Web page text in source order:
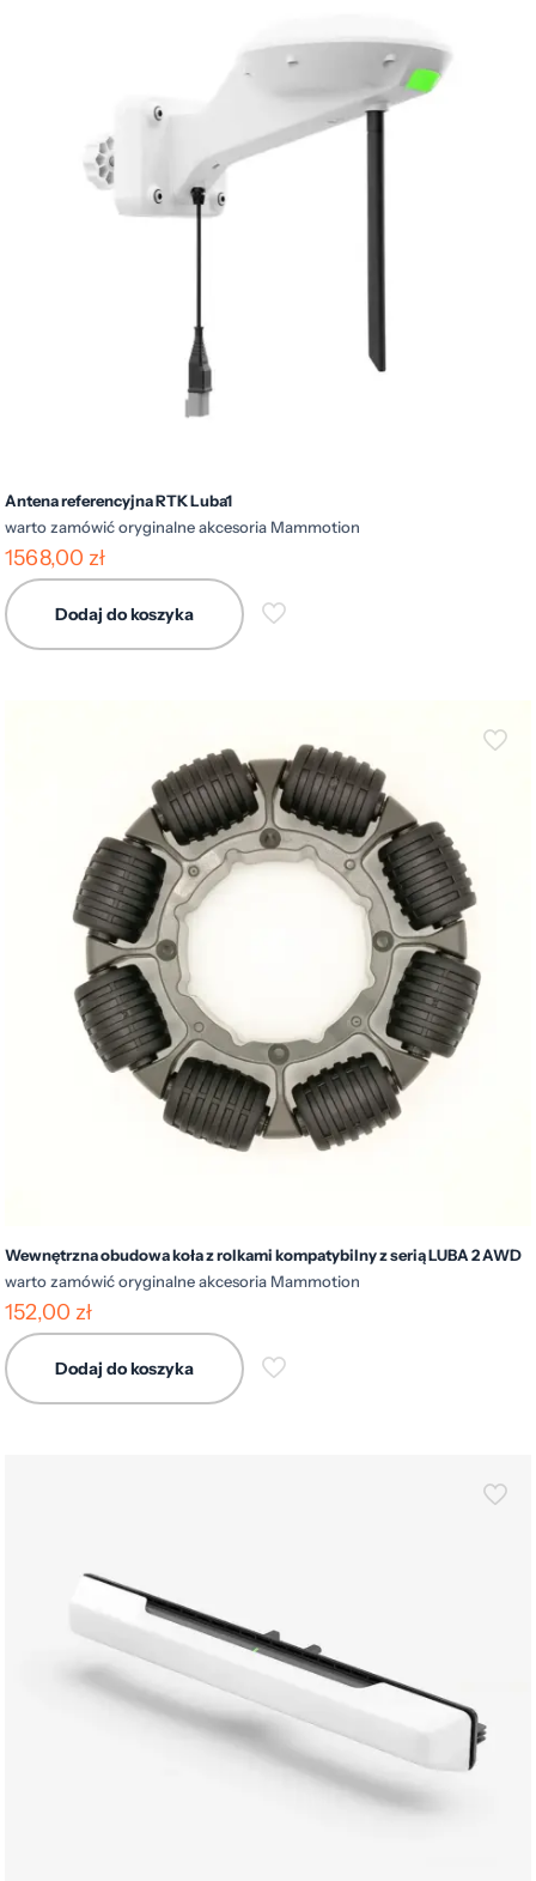
Antena referencyjna RTK Luba1
warto zamówić oryginalne akcesoria Mammotion
1568,00 zł
Dodaj do koszyka
Wewnętrzna obudowa koła z rolkami kompatybilny z serią LUBA 2 AWD
warto zamówić oryginalne akcesoria Mammotion
152,00 zł
Dodaj do koszyka